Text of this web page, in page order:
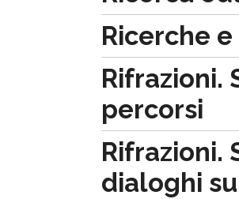
Ricerche
Rifrazioni.
percorsi
Rifrazioni.
dialoghi